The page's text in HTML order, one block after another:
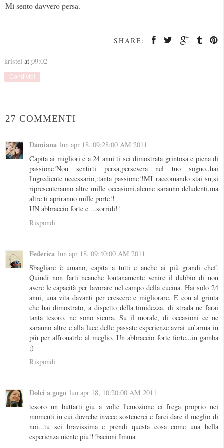
Mi sento davvero persa.
SHARE:
kristel at 09:02
Condividi
27 COMMENTI
Damiana lun apr 18, 09:28:00 AM 2011
Capita ai migliori e a 24 anni ti sei dimostrata grintosa e piena di
passione!Non sentirti persa,persevera nel tuo sogno..hai
l'ngrediente necessario,:tanta passione!!MI raccomando stai su,si
ripresenteranno altre mille occasioni,alcune saranno deludenti,ma
altre ti apriranno mille porte!!
UN abbraccio forte e ...sorridi!!
Rispondi
Federica lun apr 18, 09:40:00 AM 2011
Sbagliare è umano, capita a tutti e anche ai più grandi chef.
Quindi non farti neanche lontanamente venire il dubbio di non
avere le capacità per lavorare nel campo della cucina. Hai solo 24
anni, una vita davanti per crescere e migliorare. E con al grinta
che hai dimostrato, a dispetto della timidezza, di strada ne farai
tanta tesoro, ne sono sicura. Su il morale, di occasioni ce ne
saranno altre e alla luce delle passate esperienze avrai un’arma in
più per affronatrle al meglio. Un abbraccio forte forte...in gamba
;)
Rispondi
Dolci a gogo lun apr 18, 10:20:00 AM 2011
tesoro nn buttarti giu a volte l'emozione ci frega proprio nei
momenti in cui dovrebe invece sostenerci e farci dare il meglio di
noi...tu sei bravissima e prendi questa cosa come una bella
esperienza niente piu!!!bacioni Imma